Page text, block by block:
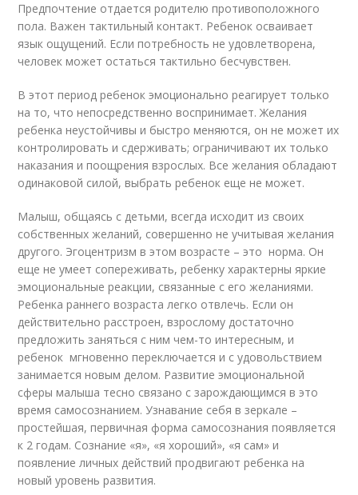
Предпочтение отдается родителю противоположного
пола. Важен тактильный контакт. Ребенок осваивает
язык ощущений. Если потребность не удовлетворена,
человек может остаться тактильно бесчувствен.
В этот период ребенок эмоционально реагирует только
на то, что непосредственно воспринимает. Желания
ребенка неустойчивы и быстро меняются, он не может их
контролировать и сдерживать; ограничивают их только
наказания и поощрения взрослых. Все желания обладают
одинаковой силой, выбрать ребенок еще не может.
Малыш, общаясь с детьми, всегда исходит из своих
собственных желаний, совершенно не учитывая желания
другого. Эгоцентризм в этом возрасте – это норма. Он
еще не умеет сопереживать, ребенку характерны яркие
эмоциональные реакции, связанные с его желаниями.
Ребенка раннего возраста легко отвлечь. Если он
действительно расстроен, взрослому достаточно
предложить заняться с ним чем-то интересным, и
ребенок мгновенно переключается и с удовольствием
занимается новым делом. Развитие эмоциональной
сферы малыша тесно связано с зарождающимся в это
время самосознанием. Узнавание себя в зеркале –
простейшая, первичная форма самосознания появляется
к 2 годам. Сознание «я», «я хороший», «я сам» и
появление личных действий продвигают ребенка на
новый уровень развития.